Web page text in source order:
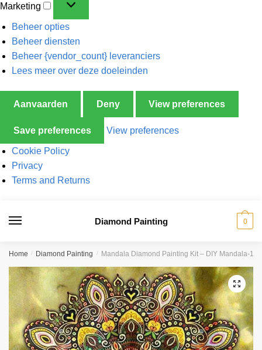
Marketing
Beheer opties
Beheer diensten
Beheer {vendor_count} leveranciers
Lees meer over deze doeleinden
Aanvaarden Deny View preferences
Save preferences View preferences
Cookie Policy
Privacy
Terms and Returns
Diamond Painting 0
Home / Diamond Painting / Mandala Diamond Painting Kit – DIY Mandala-15
🔍